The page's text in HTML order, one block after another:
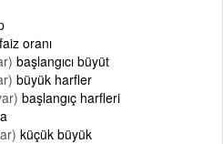
oranı
başlangıcı büyüt
büyük harfler
başlangıç harfleri
küçük büyük